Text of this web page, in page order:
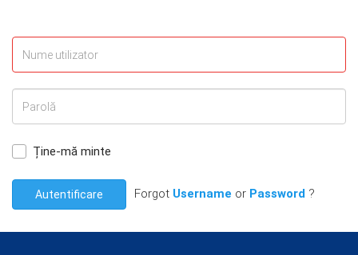
Ține-mă minte
Autentificare Forgot Username or Password ?